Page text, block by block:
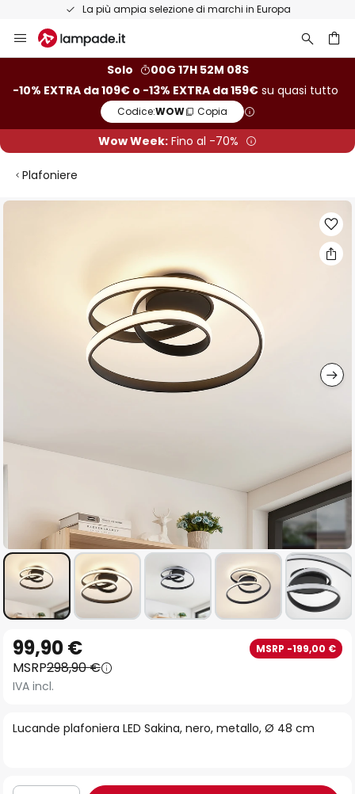
La più ampia selezione di marchi in Europa
Salta
al
Solo
00G 17H 52M 08S
-10% EXTRA da 109€ o -13% EXTRA da 159€ su quasi tutto
Codice:WOW Copia
Wow Week: Fino al -70%
Plafoniere
Vai
all'inizio
della
galleria
immagini
Lucande plafoniera LED Sakina, nero, metallo, Ø 48 cm
99,90 € MSRP -199,00 €
MSRP298,90 €
IVA incl.